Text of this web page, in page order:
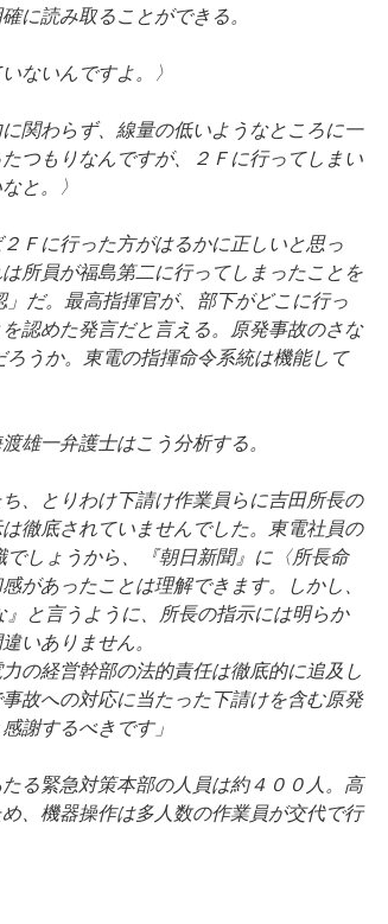
に読み取ることができる。
ないんですよ。〉
関わらず、線量の低いようなところに一
つもりなんですが、２Ｆに行ってしまい
と。〉
Ｆに行った方がはるかに正しいと思っ
所員が福島第二に行ってしまったことを
だ。最高指揮官が、部下がどこに行っ
認めた発言だと言える。原発事故のさな
うか。東電の指揮命令系統は機能して
雄一弁護士はこう分析する。
、とりわけ下請け作業員らに吉田所長の
徹底されていませんでした。東電社員の
しょうから、『朝日新聞』に〈所長命
があったことは理解できます。しかし、
と言うように、所長の指示には明らか
いありません。
の経営幹部の法的責任は徹底的に追及し
故への対応に当たった下請けを含む原発
謝するべきです」
る緊急対策本部の人員は約４００人。高
、機器操作は多人数の作業員が交代で行